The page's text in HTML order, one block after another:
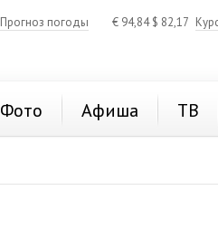
Прогноз погоды € 94,84$ 82,17
Фото Афиша ТВ